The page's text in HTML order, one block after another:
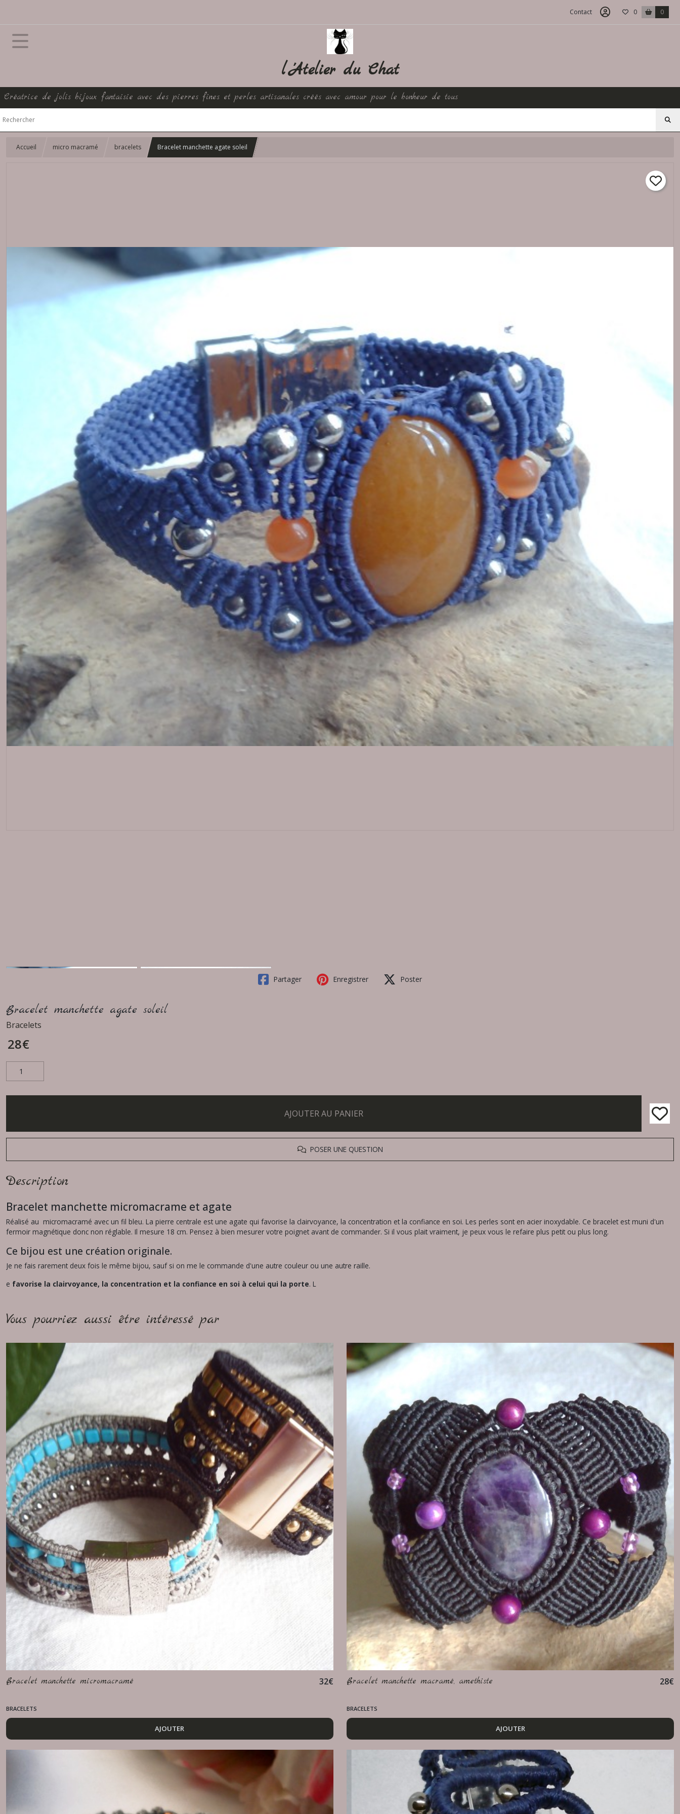
Contact 0 0
l 'Atelier du Chat
Créatrice de jolis bijoux fantaisie avec des pierres fines et perles artisanales créés avec amour pour le bonheur de tous
Accueil micro macramé bracelets Bracelet manchette agate soleil
Partager Enregistrer Poster
Bracelet manchette agate soleil
Bracelets
28€
AJOUTER AU PANIER
POSER UNE QUESTION
Description
Bracelet manchette micromacrame et agate
Réalisé au micromacramé avec un fil bleu. La pierre centrale est une agate qui favorise la clairvoyance, la concentration et la confiance en soi. Les perles sont en acier inoxydable. Ce bracelet est muni d'un
fermoir magnétique donc non réglable. Il mesure 18 cm. Pensez à bien mesurer votre poignet avant de commander. Si il vous plait vraiment, je peux vous le refaire plus petit ou plus long.
Ce bijou est une création originale.
Je ne fais rarement deux fois le même bijou, sauf si on me le commande d'une autre couleur ou une autre raille.
e favorise la clairvoyance, la concentration et la confiance en soi à celui qui la porte. L
Vous pourriez aussi être intéressé par
Bracelet manchette micromacramé 32€
BRACELETS
AJOUTER
Bracelet manchette macramé, amethiste 28€
BRACELETS
AJOUTER